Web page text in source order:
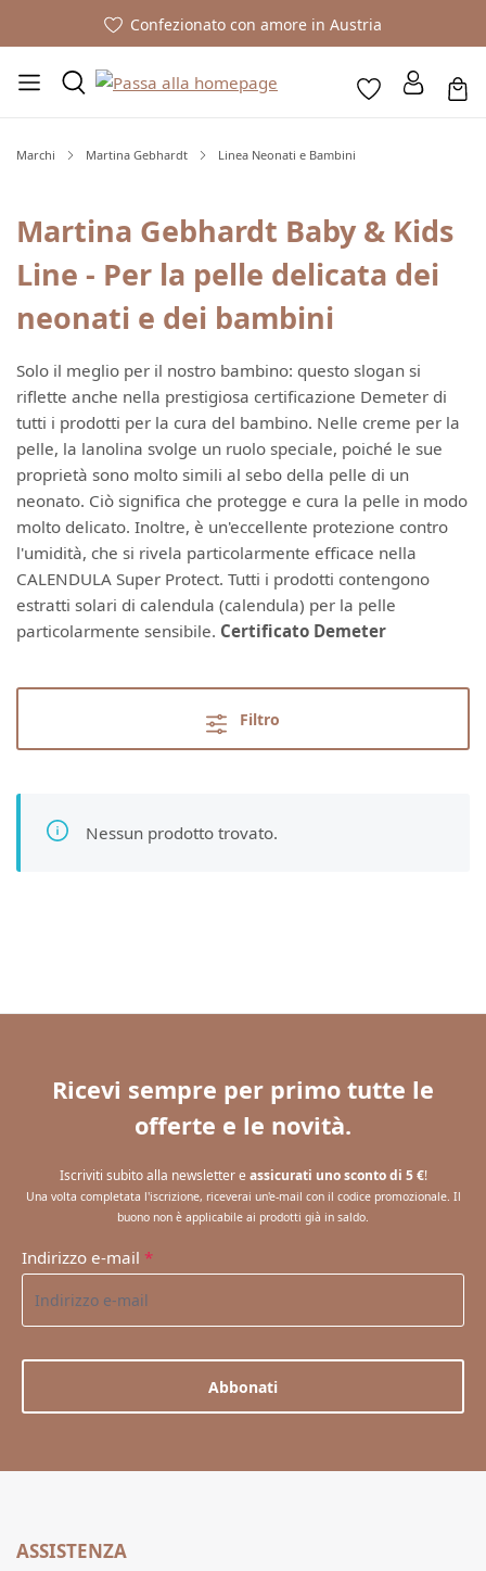
Confezionato con amore in Austria
Marchi Martina Gebhardt Linea Neonati e Bambini
Martina Gebhardt Baby & Kids
Line - Per la pelle delicata dei
neonati e dei bambini
Solo il meglio per il nostro bambino: questo slogan si
riflette anche nella prestigiosa certificazione Demeter di
tutti i prodotti per la cura del bambino. Nelle creme per la
pelle, la lanolina svolge un ruolo speciale, poiché le sue
proprietà sono molto simili al sebo della pelle di un
neonato. Ciò significa che protegge e cura la pelle in modo
molto delicato. Inoltre, è un'eccellente protezione contro
l'umidità, che si rivela particolarmente efficace nella
CALENDULA Super Protect. Tutti i prodotti contengono
estratti solari di calendula (calendula) per la pelle
particolarmente sensibile. Certificato Demeter
Filtro
Nessun prodotto trovato.
Ricevi sempre per primo tutte le
offerte e le novità.
Iscriviti subito alla newsletter e assicurati uno sconto di 5 €!
Una volta completata l'iscrizione, riceverai un'e-mail con il codice promozionale. Il
buono non è applicabile ai prodotti già in saldo.
Indirizzo e-mail *
Abbonati
ASSISTENZA